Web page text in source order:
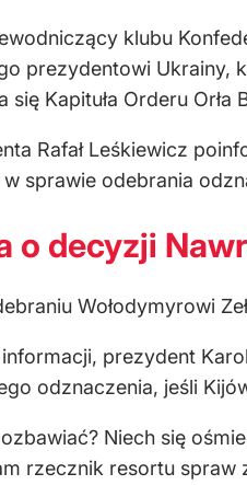
klubu
prezydentowi
się Kapituła Orderu Orła
Rafał Leśkiewicz
sprawie odebrania
o decyzji
Wołodymyrowi
informacji, prezydent
odznaczenia, jeśli
Niech się
rzecznik resortu spraw